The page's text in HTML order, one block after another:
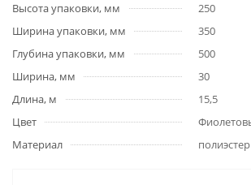
Высота упаковки, мм
250
Ширина упаковки, мм
350
Глубина упаковки, мм
500
Ширина, мм
30
Длина, м
15,5
Цвет
Материал
полиэстер